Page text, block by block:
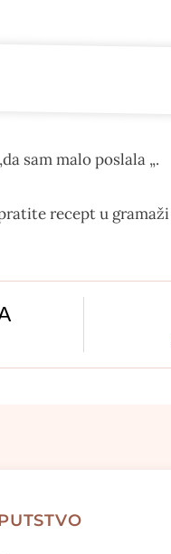
sam malo poslala „.
recept u